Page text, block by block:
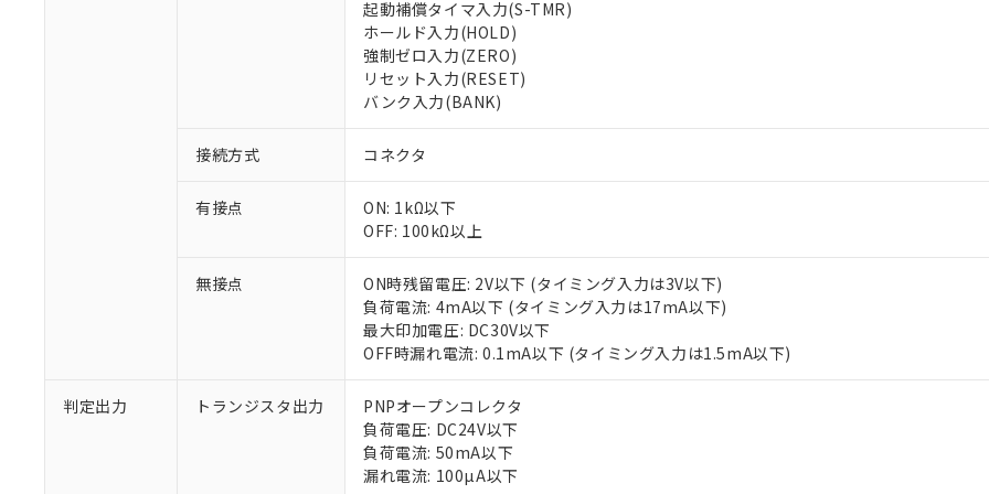
起動補償タイマ入力(S-TMR)
ホールド入力(HOLD)
強制ゼロ入力(ZERO)
リセット入力(RESET)
バンク入力(BANK)
接続方式 コネクタ
有接点
ON: 1kΩ以下
OFF: 100kΩ以上
無接点
ON時残留電圧: 2V以下 (タイミング入力は3V以下)
負荷電流: 4mA以下 (タイミング入力は17mA以下)
最大印加電圧: DC30V以下
OFF時漏れ電流: 0.1mA以下 (タイミング入力は1.5mA以下)
判定出力 トランジスタ出力
PNPオープンコレクタ
負荷電圧: DC24V以下
負荷電流: 50mA以下
漏れ電流: 100µA以下
い。
正式な納期状況および標準価格はお客様のお取引先、またはお客様担当のオムロ
当社販売員にご相談ください。
オムロン制御機器販売店や当社販売拠点は「
在庫状況および標準価格結果を当社の事前の承諾なく第三者に漏洩または開示し
す。
マイパーツ機能（部品リスト作成サービス）をご利用いただくには、I-Webメンバ
ている必要があります。
お客様が当ウェブサイト上で当社にご登録された部品リストについて、当社および
が、当社の製品・サービスに関するお客様との取引・商談に必要な範囲で利用する
いる法人を指します。
※2 対応予定月
部品在庫の切り替え状況などにより、予定月が前後することがあります。
※3 非含有証明書ダウンロード
EU RoHS指令（10物質）の非含有証明書
51物質の非含有証明書（当社基準）
※本証明書は発行日時点で非含有を証明するもので、過去に遡って非含有を証明するも
また、RoHS指令のフタル酸エステル類４物質の対応では、対応完了までの期間は出
混在することから備考欄に対応日を記載しておりました。
既に当社にて対応品への在庫切替を完了していることから、特段のことがない限り、
り割愛しております。
DBP(フタル酸ジブチル) : 1000ppm、 DIBP(フタル酸ジイソブチル) : 1000ppm、 BBP(フタル酸ブチルベンジル) :
DEHP(フタル酸ビス(2-エチルヘキシル)) : 1000ppm
※2 環境保護使用期限
「10」：通常の使用状況下において有害物質が外部に漏えいし、環境に深刻な影響を及
味します。
「－」：未確認です。当社販売部門へお問い合わせください。
当社は貴社製品を、核兵器、ミサイル、化学兵器、生物兵器またはその他武器並
置等に一切使用いたしません。
当社は、貴社製品を第三者に販売する場合は、上記1、2および3の内容を当該第三
また当社は、販売先および販売に係わる関係者が違法に輸出するおそれがある場
たしません。
○ 一定数以上の在庫あり
△ 一定数には満たないが在庫あり
－
在庫なし(最新の在庫状況については、お客様のお取引先、またはお客様担当
白